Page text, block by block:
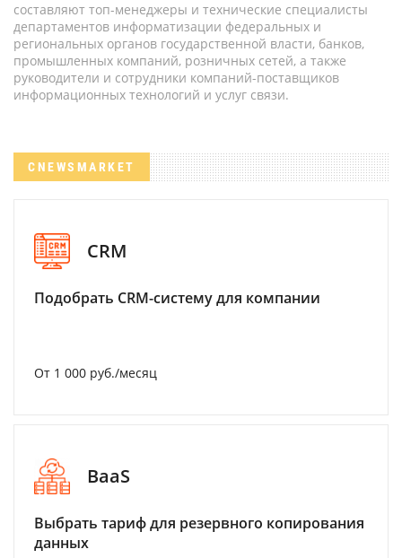
составляют топ-менеджеры и технические специалисты
департаментов информатизации федеральных и
региональных органов государственной власти, банков,
промышленных компаний, розничных сетей, а также
руководители и сотрудники компаний-поставщиков
информационных технологий и услуг связи.
CNEWSMARKET
CRM
Подобрать CRM-систему для компании
От 1 000 руб./месяц
BaaS
Выбрать тариф для резервного копирования
данных